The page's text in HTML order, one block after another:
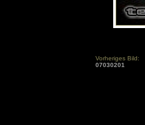
Vorheriges Bild:
07030201